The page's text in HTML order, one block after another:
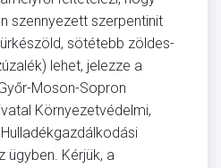
szennyezett szerpentinit
sötétebb zöldes-
lehet, jelezze a
Moson-Sopron
Környezetvédelmi,
ügyben. Kérjük, a